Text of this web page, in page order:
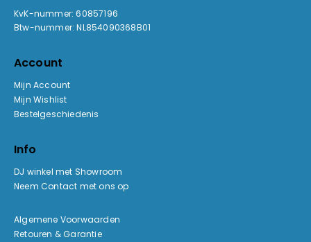
KvK-nummer: 60857196
Btw-nummer: NL854090368B01
Account
Mijn Account
Mijn Wishlist
Bestelgeschiedenis
Info
DJ winkel met Showroom
Neem Contact met ons op
Algemene Voorwaarden
Retouren & Garantie